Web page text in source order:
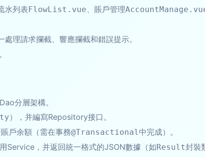
水列表FlowList.vue、賬戶管理
理請求攔截、響應攔截和錯誤提示。
分層架構。
），并編寫Repository接口。
戶余額（需在事務@Transactional中完成）。
Service，并返回統一格式的JSON數據（如Result封裝